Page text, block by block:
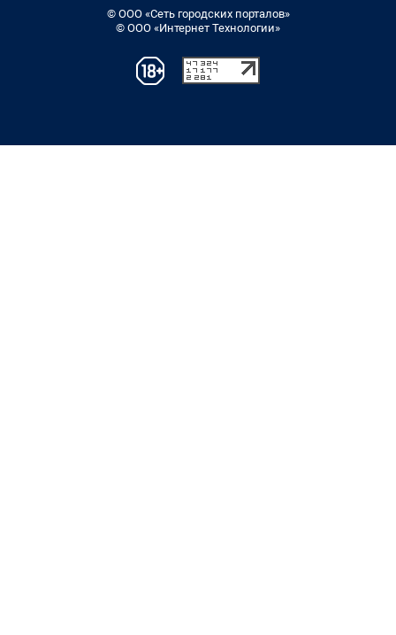
© ООО «Сеть городских порталов»
© ООО «Интернет Технологии»